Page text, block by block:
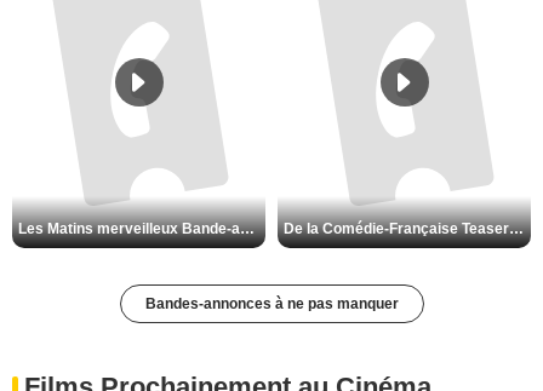
Les Matins merveilleux Bande-annonce VF De la Comédie-Française Teaser VF
Bandes-annonces à ne pas manquer